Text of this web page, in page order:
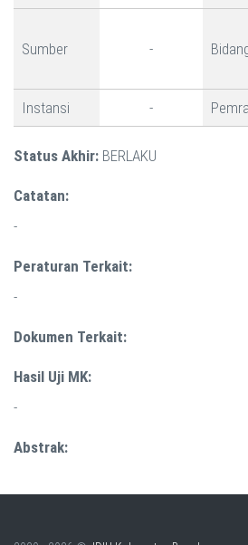
Sumber -
Instansi -
Status Akhir: BERLAKU
Catatan:
-
Peraturan Terkait:
-
Dokumen Terkait:
Hasil Uji MK:
-
Abstrak: